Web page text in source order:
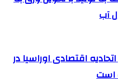
آب
اقتصادی اوراسیا در
است